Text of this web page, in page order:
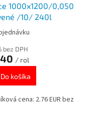
1000x1200/0,050
/10/ 240l
bez DPH
/ rol
Do košíka
cena: 2.76 EUR bez